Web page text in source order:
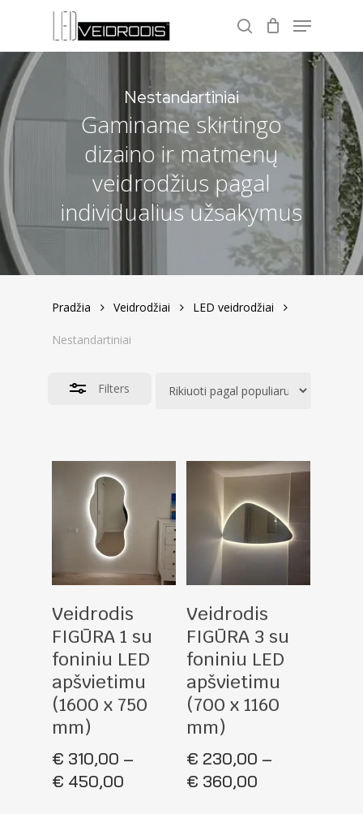
main
content
search
Menu
Nestandartiniai
Gaminame skirtingo
dizaino ir matmenų
veidrodžius pagal
individualius užsakymus
Pradžia Veidrodžiai LED veidrodžiai
Nestandartiniai
Filters
Close
Filters
Veidrodis
FIGŪRA 1 su
foniniu LED
apšvietimu
(1600 x 750
mm)
€ 310,00 –
€ 450,00
Veidrodis
FIGŪRA 3 su
foniniu LED
apšvietimu
(700 x 1160
mm)
€ 230,00 –
€ 360,00Price
Close
Menu